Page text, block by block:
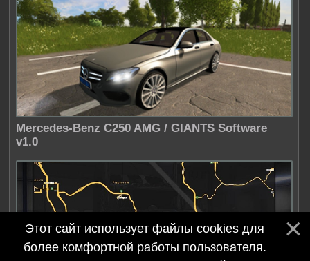
Mercedes-Benz C250 AMG / GIANTS Software
v1.0
Этот сайт использует файлы cookies для
более комфортной работы пользователя.